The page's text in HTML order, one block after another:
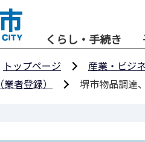
くらし・手続き
トップページ 産業・ビジ
者登録）
堺市物品調達